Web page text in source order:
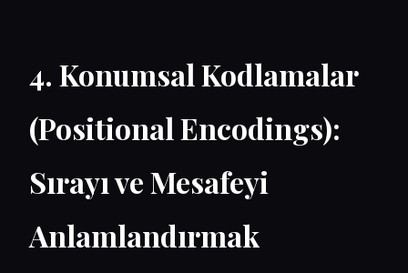
4. Konumsal Kodlamalar
(Positional Encodings):
Sırayı ve Mesafeyi
Anlamlandırmak